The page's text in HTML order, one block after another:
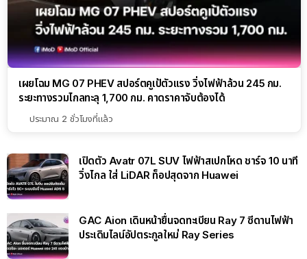
เผยโฉม MG 07 PHEV สปอร์ตคูเป้ตัวแรง วิ่งไฟฟ้าล้วน 245 กม.
ระยะทางรวมไกลทะลุ 1,700 กม. คาดราคาจับต้องได้
ประมาณ 2 ชั่วโมงที่แล้ว
เปิดตัว Avatr 07L SUV ไฟฟ้าสเปกโหด ชาร์จ 10 นาที
วิ่งไกล ใส่ LiDAR ท็อปสุดจาก Huawei
GAC Aion เดินหน้ายื่นจดทะเบียน Ray 7 ซีดานไฟฟ้า
ประเดิมไลน์อัปตระกูลใหม่ Ray Series